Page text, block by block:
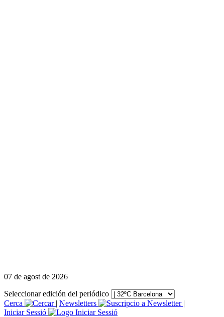
07 de agost de 2026
Seleccionar edición del periódico
Cerca
| Newsletters
|
Iniciar Sessió